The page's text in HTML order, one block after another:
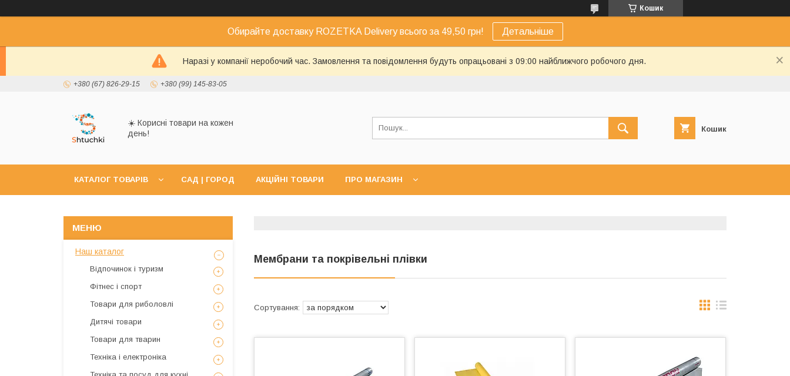
Кошик
Обирайте доставку ROZETKA Delivery всього за 49,50 грн! Детальніше
Наразі у компанії неробочий час. Замовлення та повідомлення будуть опрацьовані з 09:00 найближчого робочого дня.
+380 (67) 826-29-15 +380 (99) 145-83-05
☀️ Корисні товари на кожен
день!
Кошик
КАТАЛОГ ТОВАРІВ САД | ГОРОД АКЦІЙНІ ТОВАРИ ПРО МАГАЗИН
Мембрани та покрівельні плівки
Наш каталог
Відпочинок і туризм
Фітнес і спорт
Товари для риболовлі
Дитячі товари
Товари для тварин
Техніка і електроніка